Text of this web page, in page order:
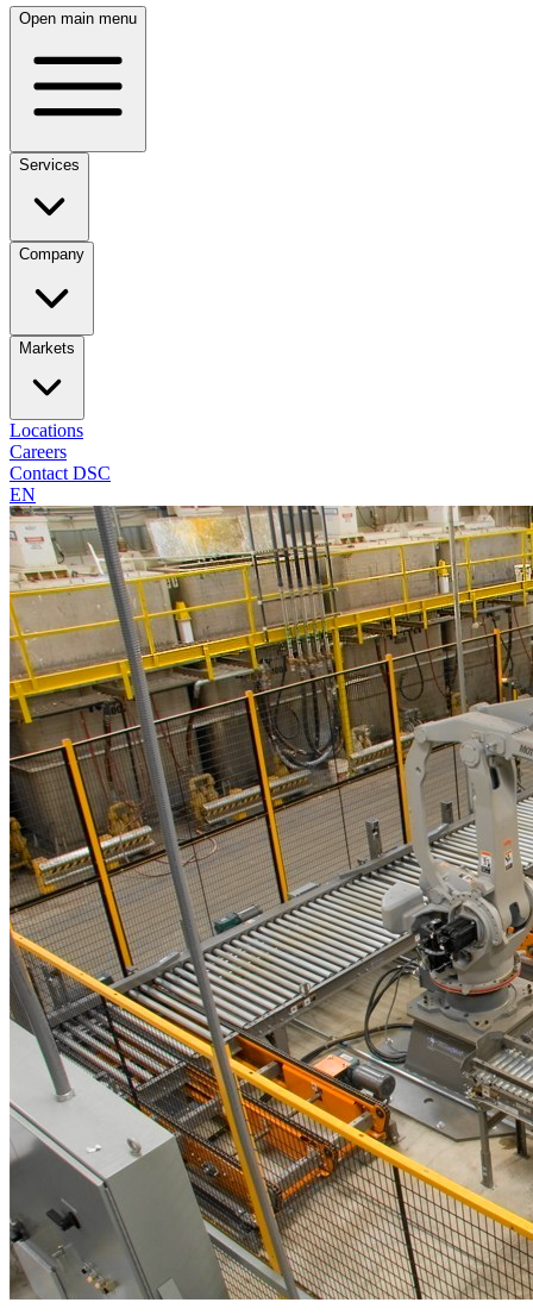
Open main menu
Services
Company
Markets
Locations
Careers
Contact DSC
EN